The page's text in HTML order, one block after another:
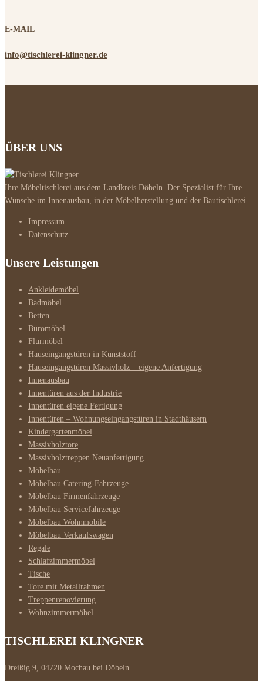
E-MAIL
info@tischlerei-klingner.de
ÜBER UNS
Ihre Möbeltischlerei aus dem Landkreis Döbeln. Der Spezialist für Ihre
Wünsche im Innenausbau, in der Möbelherstellung und der Bautischlerei.
Impressum
Datenschutz
Unsere Leistungen
Ankleidemöbel
Badmöbel
Betten
Büromöbel
Flurmöbel
Hauseingangstüren in Kunststoff
Hauseingangstüren Massivholz – eigene Anfertigung
Innenausbau
Innentüren aus der Industrie
Innentüren eigene Fertigung
Innentüren – Wohnungseingangstüren in Stadthäusern
Kindergartenmöbel
Massivholztore
Massivholztreppen Neuanfertigung
Möbelbau
Möbelbau Catering-Fahrzeuge
Möbelbau Firmenfahrzeuge
Möbelbau Servicefahrzeuge
Möbelbau Wohnmobile
Möbelbau Verkaufswagen
Regale
Schlafzimmermöbel
Tische
Tore mit Metallrahmen
Treppenrenovierung
Wohnzimmermöbel
TISCHLEREI KLINGNER
Dreißig 9, 04720 Mochau bei Döbeln